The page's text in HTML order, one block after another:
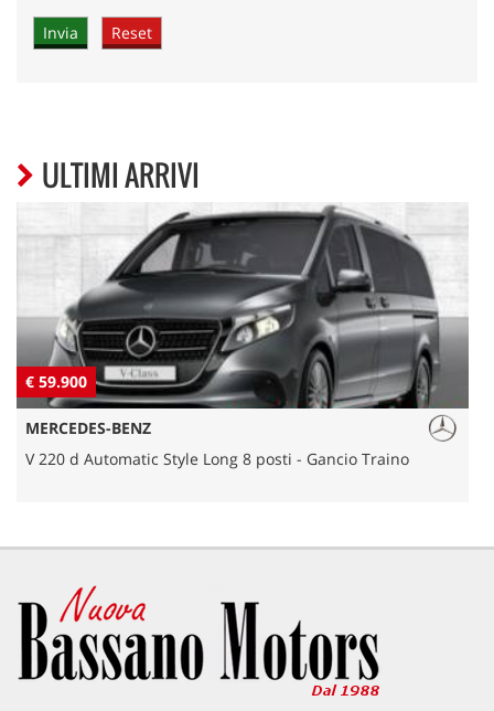
ULTIMI ARRIVI
€ 59.900
MERCEDES-BENZ
V 220 d Automatic Style Long 8 posti - Gancio Traino